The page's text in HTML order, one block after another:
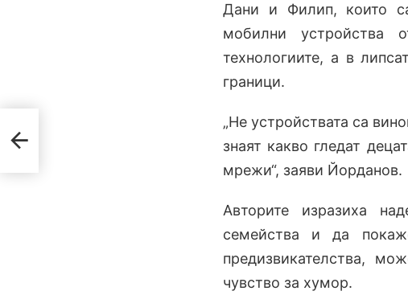
Дани и Филип, които
мобилни
технологиите, а в
граници.
„Не устройствата са
знаят какво гледат
мрежи“, заяви Йорданов.
Авторите изразиха
семейства и да
предизвикателства,
чувство за хумор.